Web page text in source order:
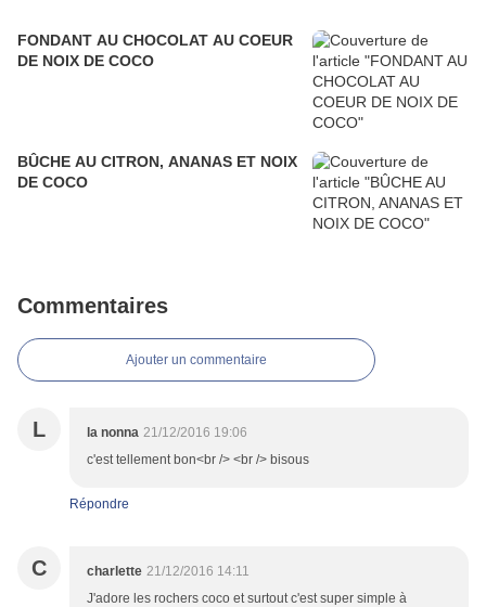
FONDANT AU CHOCOLAT AU COEUR
DE NOIX DE COCO
BÛCHE AU CITRON, ANANAS ET NOIX
DE COCO
Commentaires
Ajouter un commentaire
L la nonna 21/12/2016 19:06
c'est tellement bon<br /> <br /> bisous
Répondre
C charlette 21/12/2016 14:11
J'adore les rochers coco et surtout c'est super simple à